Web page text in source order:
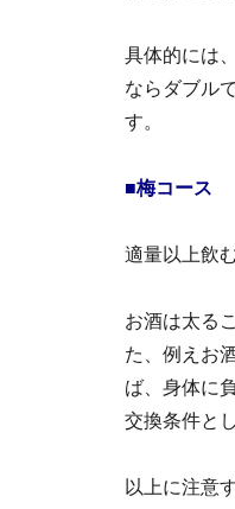
具体的には
ならダブル
す。
■梅コース
適量以上飲
お酒は太る
た、例えお
ば、身体に
交換条件と
以上に注意